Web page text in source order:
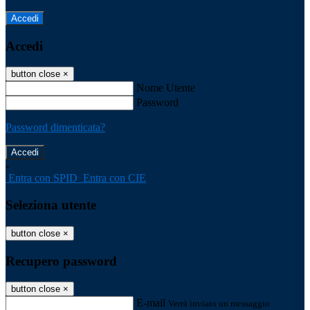
Accedi
Accedi
button close ×
Nome Utente
Password
Password dimenticata?
-
Entra con SPID Entra con CIE
Seleziona utente
button close ×
Recupero password
button close ×
E-mail Verrà inviato un messaggio